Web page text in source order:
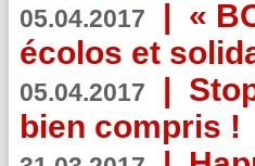
05.04.2017 | «
écolos et
05.04.2017 |
bien compris !